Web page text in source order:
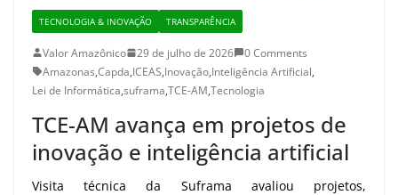
TECNOLOGIA & INOVAÇÃO TRANSPARÊNCIA
Valor Amazônico 29 de julho de 2026
0 Comments
Amazonas,Capda,ICEAS,Inovação,Inteligência Artificial,
Lei de Informática,suframa,TCE-AM,Tecnologia
TCE-AM avança em projetos de
inovação e inteligência artificial
Visita técnica da Suframa avaliou projetos,